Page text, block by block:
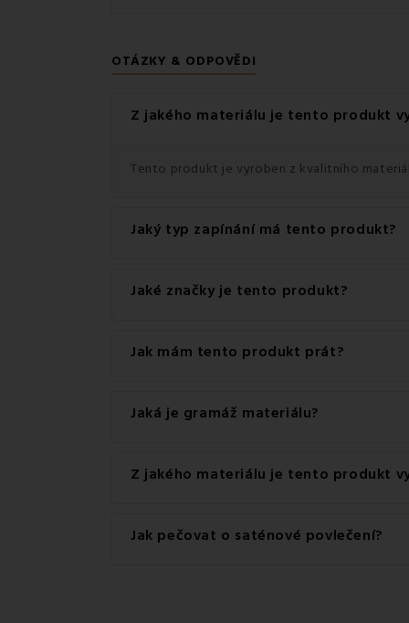
OTÁZKY & ODPOVĚDI
Z jakého materiálu je tento produkt
Tento produkt je vyroben z kvalitního
Jaký typ zapínání má tento produkt?
Tento produkt má praktické zapínání na Zip.
Jaké značky je tento produkt?
Jedná se o autentický produkt značky EMI.
Jak mám tento produkt prát?
Pro dosažení nejlepších výsledků
Jaká je gramáž materiálu?
Gramáž materiálu použitého pro tento produkt
Z jakého materiálu je tento produkt
Tento produkt je vyroben z kvalitního
Jak pečovat o saténové povlečení?